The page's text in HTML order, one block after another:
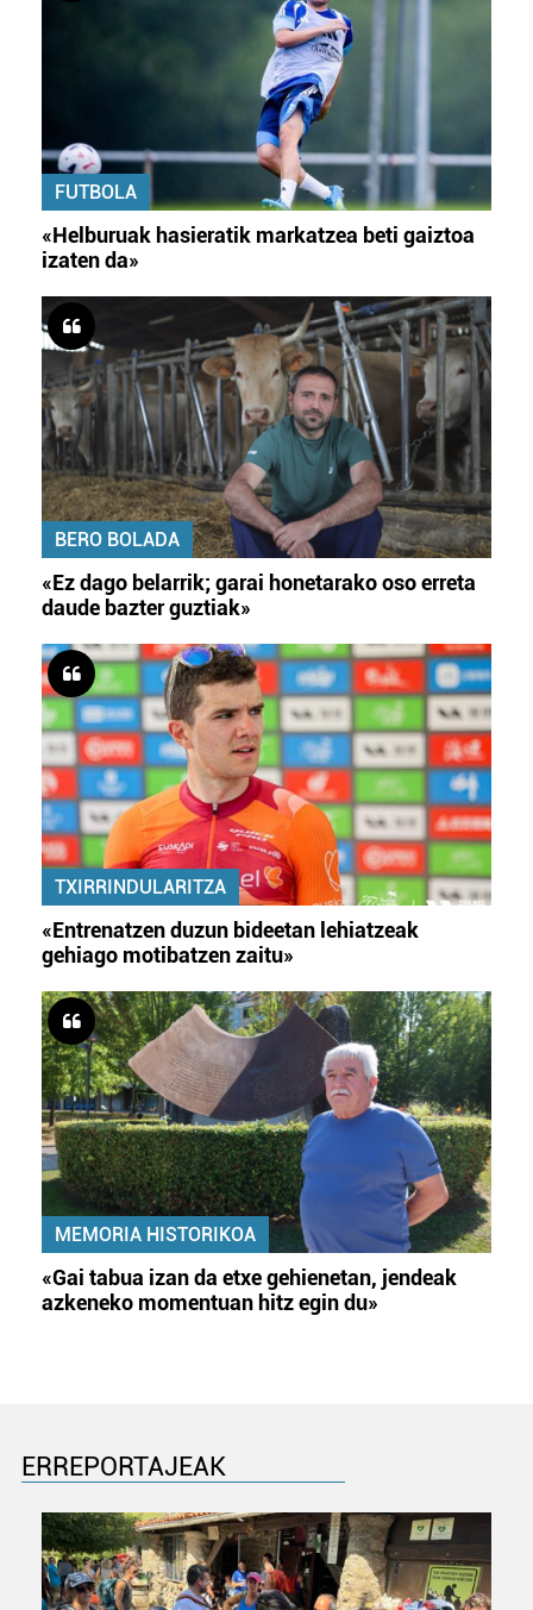
FUTBOLA
«Helburuak hasieratik markatzea beti gaiztoa
izaten da»
BERO BOLADA
«Ez dago belarrik; garai honetarako oso erreta
daude bazter guztiak»
TXIRRINDULARITZA
«Entrenatzen duzun bideetan lehiatzeak
gehiago motibatzen zaitu»
MEMORIA HISTORIKOA
«Gai tabua izan da etxe gehienetan, jendeak
azkeneko momentuan hitz egin du»
ERREPORTAJEAK